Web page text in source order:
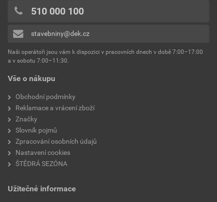
Přidávat hodnocení může pouze přihlášený uživatel.
Vše o nákupu
Obchodní podmínky
Reklamace a vrácení zboží
Značky
Slovník pojmů
Zpracování osobních údajů
Nastavení cookies
ŠTĚDRÁ SEZÓNA
Užitečné informace
510 000 100
stavebniny@dek.cz
Naši operátoři jsou vám k dispozici v pracovních dnech v době 7:00–17:00
a v sobotu 7:00–11:30.